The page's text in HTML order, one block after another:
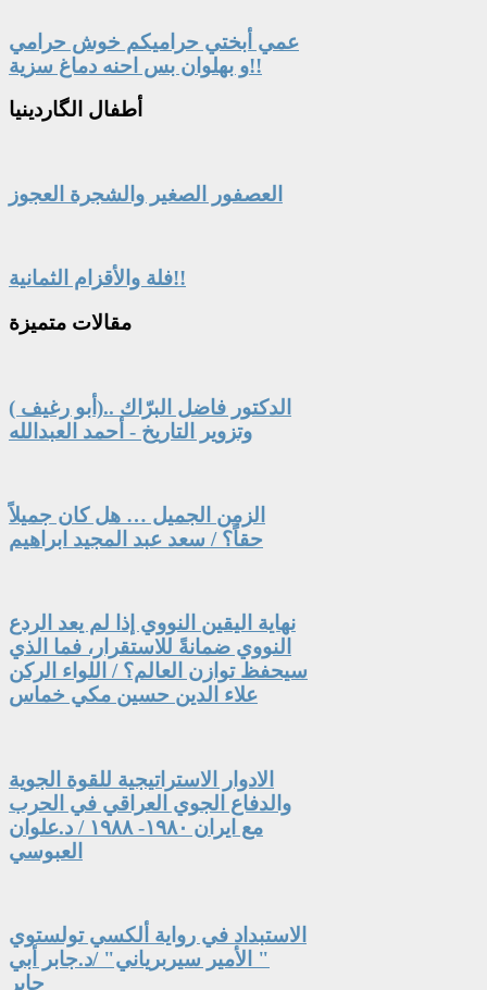
عمي أبختي حراميكم خوش حرامي
و بهلوان بس احنه دماغ سزية!!
أطفال الگاردينيا
العصفور الصغير والشجرة العجوز
فلة والأقزام الثمانية!!
مقالات متميزة
الدكتور فاضل البرّاك ..(أبو رغيف )
وتزوير التاريخ - أحمد العبدالله
الزمن الجميل … هل كان جميلاً
حقاً؟ / سعد عبد المجيد ابراهيم
نهاية اليقين النووي إذا لم يعد الردع
النووي ضمانةً للاستقرار، فما الذي
سيحفظ توازن العالم؟ / اللواء الركن
علاء الدين حسين مكي خماس
الادوار الاستراتيجية للقوة الجوية
والدفاع الجوي العراقي في الحرب
مع ايران ١٩٨٠- ١٩٨٨ / د.علوان
العبوسي
الاستبداد في رواية ألكسي تولستوي
" الأمير سيربرياني" /د.جابر أبي
جابر